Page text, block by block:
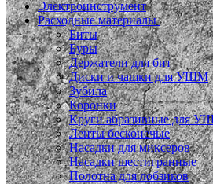
Электроинструмент
Расходные материалы
Биты
Буры
Держатели для бит
Диски и чашки для УШМ
Зубила
Коронки
Круги абразивные для
Ленты бесконечые
Насадки для миксеров
Насадки шестигранные
Полотна для лобзиков